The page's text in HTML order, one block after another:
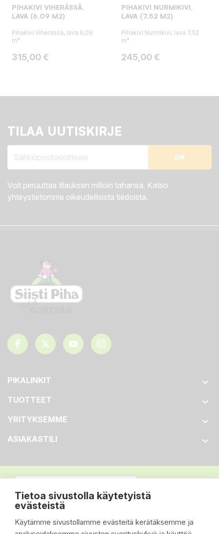
Tietoa sivustolla käytetyistä
evästeistä
Käytämme sivustollamme evästeitä kerätäksemme ja
PIHAKIVI VIHERÄSSÄ,
LAVA (6,09 M2)
Pihakivi Viherässä, lava 6,09
m²
Hinta
315,00 €
PIHAKIVI NURMIKIVI,
LAVA (7,52 M2)
Pihakivi Nurmikivi, lava 7,52
m²
Hinta
245,00 €
TILAA UUTISKIRJE
Voit peruuttaa tilauksen milloin tahansa. Katso
yhteystietomme oikeudellisista tiedoista.
PIKALINKIT 
TUOTTEET 
YRITYKSEMME 
ASIAKASTILI 